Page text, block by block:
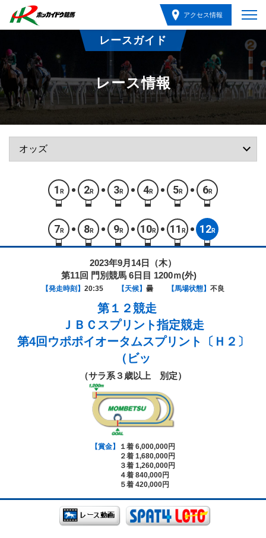
アクセス情報
レースガイド
レース情報
1 R 2R 3R 4R 5R 6R
7 R 8R 9R 10R 11 R 12R
2023年9月14日（木）
第11回 門別競馬 6日目 1200ｍ(外)
【発走時刻】 20:35 【天候】 曇 【馬場状態】 不良
第１２競走
ＪＢＣスプリント指定競走
第4回ウポポイオータムスプリント〔Ｈ２〕
（ビッ
（サラ系３歳以上 別定）
【賞金】
１着 6,000,000円
２着 1,680,000円
３着 1,260,000円
４着 840,000円
５着 420,000円